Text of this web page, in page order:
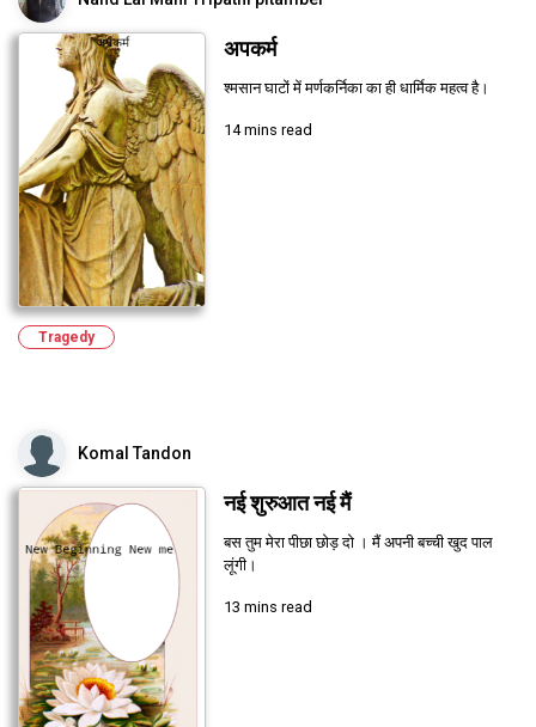
अपकर्म
श्मसान घाटों में मर्णकर्निका का ही धार्मिक महत्व है।
14 mins read
Tragedy
Komal Tandon
नई शुरुआत नई मैं
बस तुम मेरा पीछा छोड़ दो । मैं अपनी बच्ची खुद पाल
लूंगी।
13 mins read